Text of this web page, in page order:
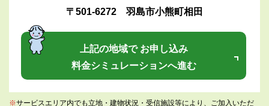
〒501-6272 羽島市小熊町相田
上記の地域で お申し込み
料金シミュレーションへ進む
※サービスエリア内でも立地・建物状況・受信施設等により、ご加入いただ